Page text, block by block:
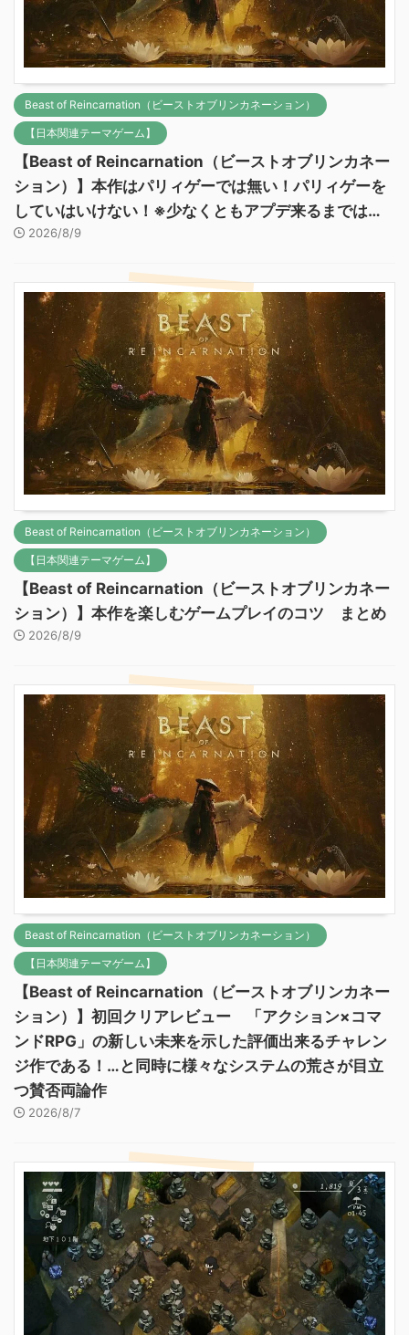
Beast of Reincarnation（ビーストオブリンカネーション）
【日本関連テーマゲーム】
【Beast of Reincarnation（ビーストオブリンカネー
ション）】本作はパリィゲーでは無い！パリィゲーを
していはいけない！※少なくともアプデ来るまでは…
2026/8/9
Beast of Reincarnation（ビーストオブリンカネーション）
【日本関連テーマゲーム】
【Beast of Reincarnation（ビーストオブリンカネー
ション）】本作を楽しむゲームプレイのコツ まとめ
2026/8/9
Beast of Reincarnation（ビーストオブリンカネーション）
【日本関連テーマゲーム】
【Beast of Reincarnation（ビーストオブリンカネー
ション）】初回クリアレビュー 「アクション×コマ
ンドRPG」の新しい未来を示した評価出来るチャレン
ジ作である！…と同時に様々なシステムの荒さが目立
つ賛否両論作
2026/8/7